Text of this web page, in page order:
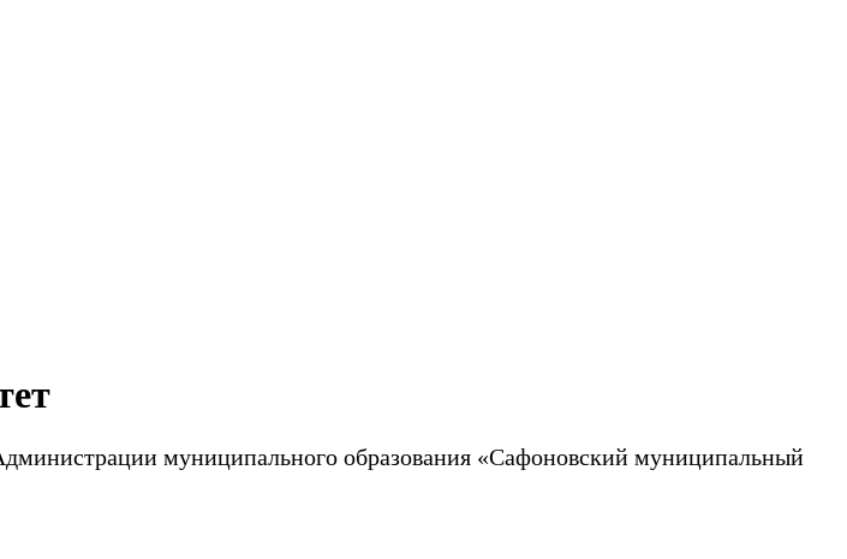
муниципального образования «Сафоновский муниципальный